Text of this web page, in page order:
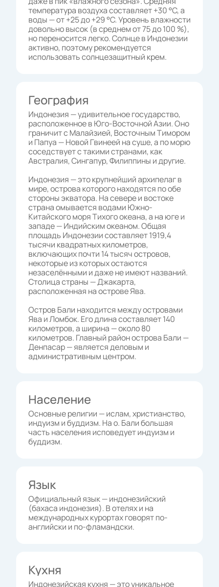
температура воздуха составляет +30 °C, а
воды — от +25 до +29 °C. Уровень влажности
довольно высок (в среднем от 75 до 100 %),
но переносится легко. Солнце в Индонезии
активно, поэтому рекомендуется
использовать солнцезащитный крем.
География
Индонезия — удивительное государство,
расположенное в Юго-Восточной Азии. Оно
граничит с Малайзией, Восточным Тимором
и Папуа — Новой Гвинеей на суше, а по морю
соседствует с такими странами, как
Австралия, Сингапур, Филиппины и другие.
Индонезия — это крупнейший архипелаг в
мире, острова которого находятся по обе
стороны экватора. На севере и востоке
страна омывается водами Южно-
Китайского моря Тихого океана, а на юге и
западе — Индийским океаном. Общая
площадь Индонезии составляет 1919,4
тысячи квадратных километров,
включающих почти 14 тысяч островов,
некоторые из которых остаются
незаселёнными и даже не имеют названий.
Столица страны — Джакарта,
расположенная на острове Ява.
Остров Бали находится между островами
Ява и Ломбок. Его длина составляет 140
километров, а ширина — около 80
километров. Главный район острова Бали —
Денпасар — является деловым и
административным центром.
Население
Основные религии — ислам, христианство,
индуизм и буддизм. На о. Бали большая
часть населения исповедует индуизм и
буддизм.
Язык
Официальный язык — индонезийский
(бахаса индонезия). В отелях и на
международных курортах говорят по-
английски и по-фламандски.
Кухня
Индонезийская кухня — это уникальное